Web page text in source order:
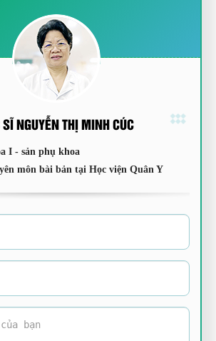
NGUYỄN THỊ MINH CÚC
I - sản phụ khoa
môn bài bản tại Học viện Quân Y